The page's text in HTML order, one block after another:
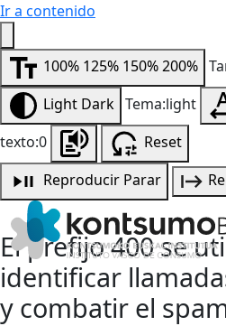
Ir a contenido
100% 125% 150%200%
Light Dark Tema:light
texto:0
Reset
Reproducir Parar
El prefijo 400 se
identificar
y combatir el